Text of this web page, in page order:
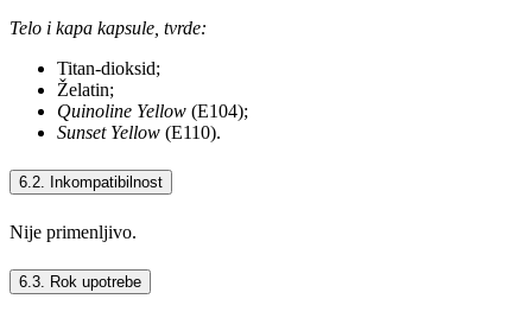
Telo i kapa kapsule, tvrde:
Titan-dioksid;
Želatin;
Quinoline Yellow (E104);
Sunset Yellow (E110).
6.2. Inkompatibilnost
Nije primenljivo.
6.3. Rok upotrebe